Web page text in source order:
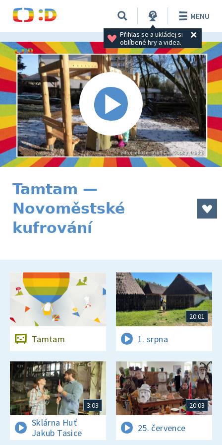
Přihlas se a ukládej si
oblíbené hry a videa.
MENU
Tamtam —
Novoměstské
kufrování
Tamtam
20:01
1. srpna
3:03
Sklárna Huť
Jakub Tasice
20:03
25. července